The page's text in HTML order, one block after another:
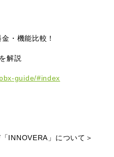
・機能比較！
解説
guide/#index
INNOVERA」について＞